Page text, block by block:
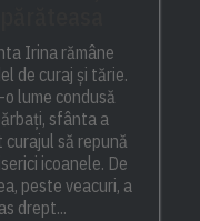
Irina rămâne
de curaj și tărie.
lume condusă
sfânta a
curajul să repună
icoanele. De
peste veacuri, a
drept...